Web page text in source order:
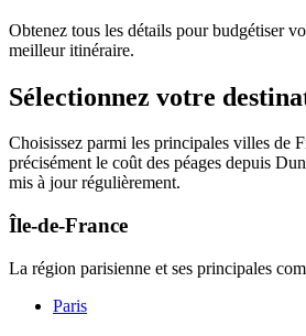
Obtenez tous les détails pour budgétiser
meilleur itinéraire.
Sélectionnez votre
Choisissez parmi les principales villes de
précisément le coût des péages depuis
mis à jour régulièrement.
Île-de-France
La région parisienne et ses principales
Paris